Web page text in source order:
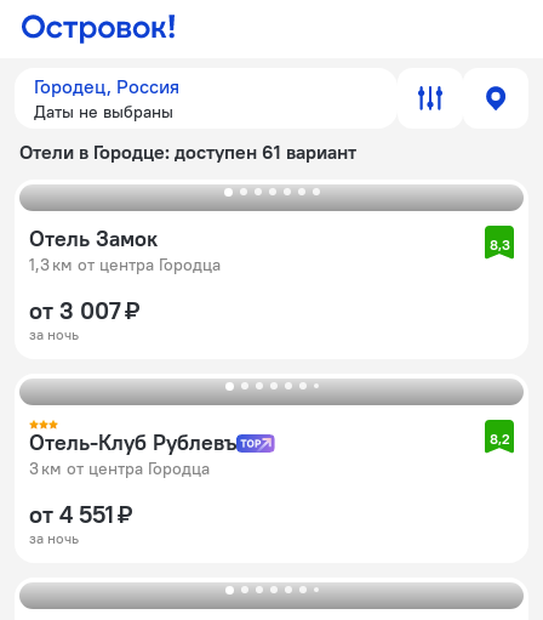
Городец, Россия
Даты не выбраны
Отели в Городце: доступен 61 вариант
Отель Замок
1,3 км от центра Городца
8,3
от 3 007 ₽
за ночь
Отель-Клуб Рублевъ
3 км от центра Городца
8,2
от 4 551 ₽
за ночь